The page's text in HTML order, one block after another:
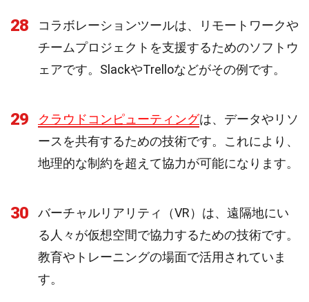
28
コラボレーションツールは、リモートワークや
チームプロジェクトを支援するためのソフトウ
ェアです。SlackやTrelloなどがその例です。
29 クラウドコンピューティングは、データやリソ
ースを共有するための技術です。これにより、
地理的な制約を超えて協力が可能になります。
30
バーチャルリアリティ（VR）は、遠隔地にい
る人々が仮想空間で協力するための技術です。
教育やトレーニングの場面で活用されていま
す。